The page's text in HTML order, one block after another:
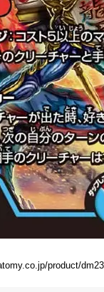
product/